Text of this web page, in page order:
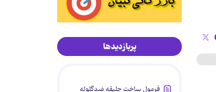
پربازدیدها
فرمول ساخت جلیقه ضدگلوله